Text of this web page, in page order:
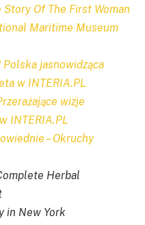
Of The First Woman
Maritime Museum
Polska jasnowidząca
w INTERIA.PL
wizje
INTERIA.PL
– Okruchy
Herbal
in New York